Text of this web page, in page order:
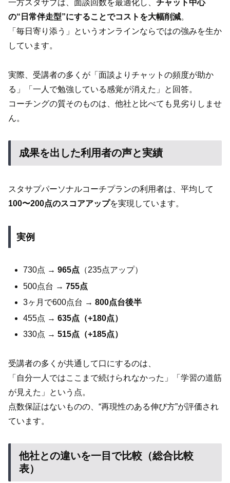
一方スタサプは、面談回数を最適化し、 チャット中心
の“日常伴走型”にすることでコストを大幅削減。
「毎日寄り添う」というオンラインならではの強みを生か
しています。
実際、受講者の多くが「面談よりチャットの頻度が助か
る」「一人で勉強している感覚が消えた」と回答。
コーチングの質そのものは、他社と比べても見劣りしませ
ん。
成果を出した利用者の声と実績
スタサプパーソナルコーチプランの利用者は、平均して
100〜200点のスコアアップを実現しています。
実例
730点 →965点 （235点アップ）
500点台 →755点
3ヶ月で600点台 →800点台後半
455点 →635点（+180点）
330点 →515点（+185点）
受講者の多くが共通して口にするのは、
「自分一人ではここまで続けられなかった」「学習の道筋
が見えた」という点。
点数保証はないものの、“再現性のある伸び方”が評価され
ています。
他社との違いを一目で比較（総合比較
表）